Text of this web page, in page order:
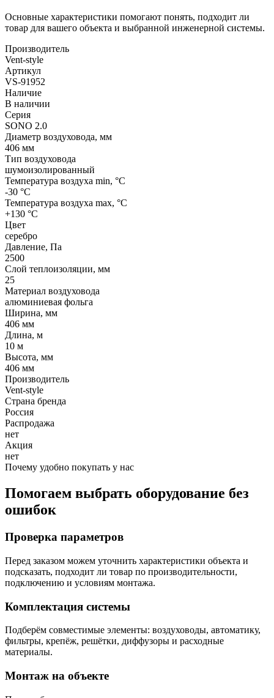
Основные характеристики помогают понять, подходит ли
товар для вашего объекта и выбранной инженерной системы.
Производитель
Vent-style
Артикул
VS-91952
Наличие
В наличии
Серия
SONO 2.0
Диаметр воздуховода, мм
406 мм
Тип воздуховода
шумоизолированный
Температура воздуха min, °С
-30 °С
Температура воздуха max, °С
+130 °С
Цвет
серебро
Давление, Па
2500
Слой теплоизоляции, мм
25
Материал воздуховода
алюминиевая фольга
Ширина, мм
406 мм
Длина, м
10 м
Высота, мм
406 мм
Производитель
Vent-style
Страна бренда
Россия
Распродажа
нет
Акция
нет
Почему удобно покупать у нас
Помогаем выбрать оборудование без
ошибок
Проверка параметров
Перед заказом можем уточнить характеристики объекта и
подсказать, подходит ли товар по производительности,
подключению и условиям монтажа.
Комплектация системы
Подберём совместимые элементы: воздуховоды, автоматику,
фильтры, крепёж, решётки, диффузоры и расходные
материалы.
Монтаж на объекте